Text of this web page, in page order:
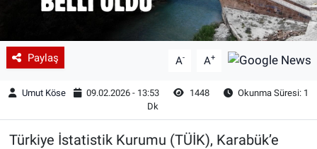
Paylaş A- A+
Umut Köse 09.02.2026 - 13:53 1448
Okunma Süresi: 1
Dk
Türkiye İstatistik Kurumu (TÜİK), Karabük’e